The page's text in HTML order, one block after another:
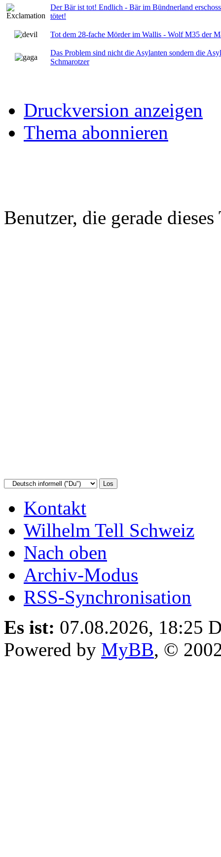
Der Bär ist tot! Endlich - Bär im Bündnerland
tötet!
Tot dem 28-fache Mörder im Wallis - Wolf M35 der
Das Problem sind nicht die Asylanten sondern die
Schmarotzer
Druckversion anzeigen
Thema abonnieren
Benutzer, die gerade
Kontakt
Wilhelm Tell Schweiz
Nach oben
Archiv-Modus
RSS-Synchronisation
Es ist: 07.08.2026, 18:25
Powered by MyBB, ©